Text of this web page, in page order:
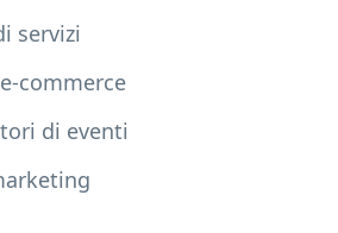
servizi
commerce
di eventi